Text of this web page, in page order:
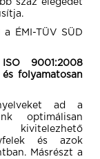
száz elégedet
ÉMI-TÜV SÜD
9001:2008
folyamatosan
ad a
optimálisan
és azok
Másrészt a